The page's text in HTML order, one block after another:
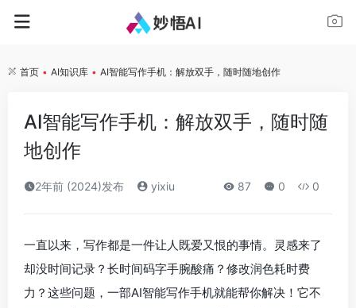
首页 • AI知识库 • AI智能写作手机：解放双手，随时随地创作
AI智能写作手机：解放双手，随时随
地创作
2年前 (2024)发布 yixiu 87 0 0
一直以来，写作都是一件让人既爱又恨的事情。灵感来了
却没时间记录？长时间码字手腕酸痛？修改润色耗时费
力？这些问题，一部AI智能写作手机就能帮你解决！它不